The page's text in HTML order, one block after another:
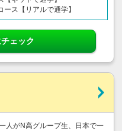
ス【リアルで通学】
ェック
人がN高グループ生、日本で一